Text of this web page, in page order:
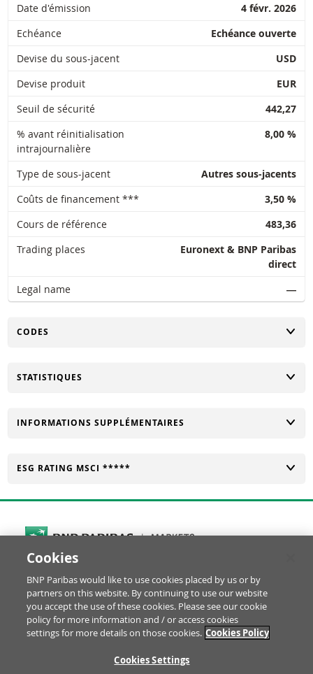
Date d'émission
4 févr. 2026
Echéance
Echéance ouverte
Devise du sous-jacent
USD
Devise produit
EUR
Seuil de sécurité
442,27
% avant réinitialisation
intrajournalière
8,00 %
Type de sous-jacent
Autres sous-jacents
Coûts de financement ***
3,50 %
Cours de référence
483,36
Trading places
Euronext & BNP Paribas
direct
Legal name
―
CHANGER
CODES
CHANGER
STATISTIQUES
CHANGER
INFORMATIONS SUPPLÉMENTAIRES
CHANGER
ESG RATING MSCI *****
Cookies Settings
© BNP Paribas Produits de Bourse 2026
RéclamationGlossaire Mentions Légales
Informations financièresPolitique Cookies
Notice Protection des Données
Cookies
BNP Paribas would like to use cookies placed by us or by
partners on this website. By continuing to use our website
you accept the use of these cookies. Please see our cookie
policy for more information and / or access cookies
settings for more details on those cookies. Cookies Policy
Cookies Settings